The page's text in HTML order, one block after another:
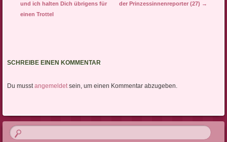
und ich halten Dich übrigens für
einen Trottel
der Prinzessinnenreporter (27) →
SCHREIBE EINEN KOMMENTAR
Du musstangemeldetsein, um einen Kommentar abzugeben.